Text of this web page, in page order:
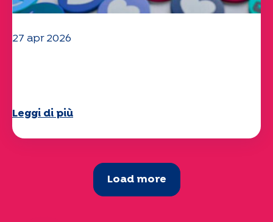
27 apr 2026
Leggi di più
Load more